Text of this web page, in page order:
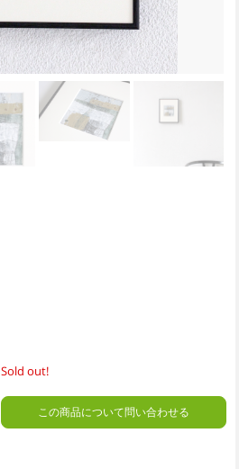
Sold out!
この商品について問い合わせる